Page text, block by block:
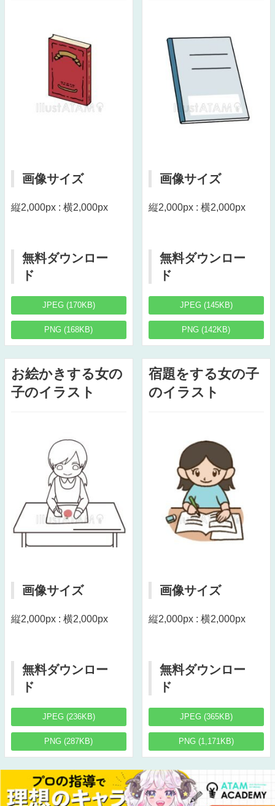
画像サイズ
縦2,000px : 横2,000px
無料ダウンロー
ド
JPEG (170KB)
PNG (168KB)
画像サイズ
縦2,000px : 横2,000px
無料ダウンロー
ド
JPEG (145KB)
PNG (142KB)
お絵かきする女の
子のイラスト
画像サイズ
縦2,000px : 横2,000px
無料ダウンロー
ド
JPEG (236KB)
PNG (287KB)
宿題をする女の子
のイラスト
画像サイズ
縦2,000px : 横2,000px
無料ダウンロー
ド
JPEG (365KB)
PNG (1,171KB)